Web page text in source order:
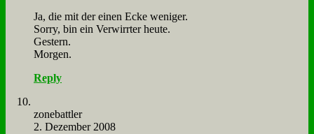
Ja, die mit der ei­nen Ecke we­ni­ger.
Sor­ry, bin ein Ver­wirr­ter heu­te.
Ge­stern.
Mor­gen.
Reply
zone­batt­ler
2. Dezember 2008